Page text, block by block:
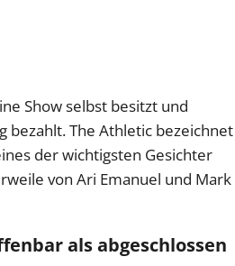
Show selbst besitzt und
The Athletic bezeichnet
der wichtigsten Gesichter
von Ari Emanuel und Mark
als abgeschlossen